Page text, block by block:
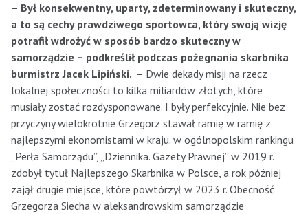
– Był konsekwentny, uparty, zdeterminowany i skuteczny,
a to są cechy prawdziwego sportowca, który swoją wizję
potrafił wdrożyć w sposób bardzo skuteczny w
samorządzie – podkreślił podczas pożegnania skarbnika
burmistrz Jacek Lipiński. – Dwie dekady misji na rzecz
lokalnej społeczności to kilka miliardów złotych, które
musiały zostać rozdysponowane. I były perfekcyjnie. Nie bez
przyczyny wielokrotnie Grzegorz stawał ramię w ramię z
najlepszymi ekonomistami w kraju. w ogólnopolskim rankingu
„Perła Samorządu”, „Dziennika. Gazety Prawnej” w 2019 r.
zdobył tytuł Najlepszego Skarbnika w Polsce, a rok później
zajął drugie miejsce, które powtórzył w 2023 r. Obecność
Grzegorza Siecha w aleksandrowskim samorządzie